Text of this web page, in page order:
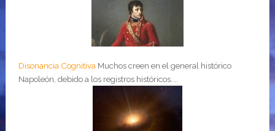
Disonancia Cognitiva Muchos creen en el general histórico
Napoleón, debido a los registros históricos....